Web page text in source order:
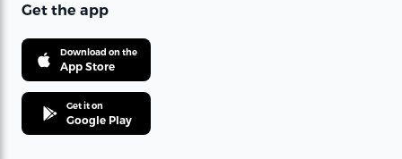
Get the app
Download on the
App Store
Get it on
Google Play